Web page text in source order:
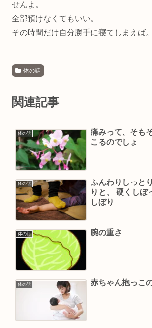
せんよ。
全部預けなくてもいい。
その時間だけ自分勝手に寝てしまえば。
体の話
関連記事
体の話
痛みって、そも
こるのでしょ
体の話
ふんわりしっと
りと、 硬くしぼ
しぼり
体の話 腕の重さ
体の話 赤ちゃん抱っこ